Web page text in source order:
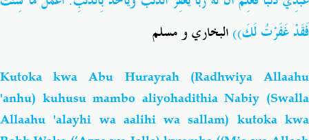
فَقَدْ غَفَرْتُ لَكَ))البخاري و مسلم
Kutoka kwa Abu Hurayrah(Radhwiya Allaahu
'anhu) kuhusu mambo aliyohadithia Nabiy (Swalla
Allaahu 'alayhi wa aalihi wa sallam) kutoka kwa